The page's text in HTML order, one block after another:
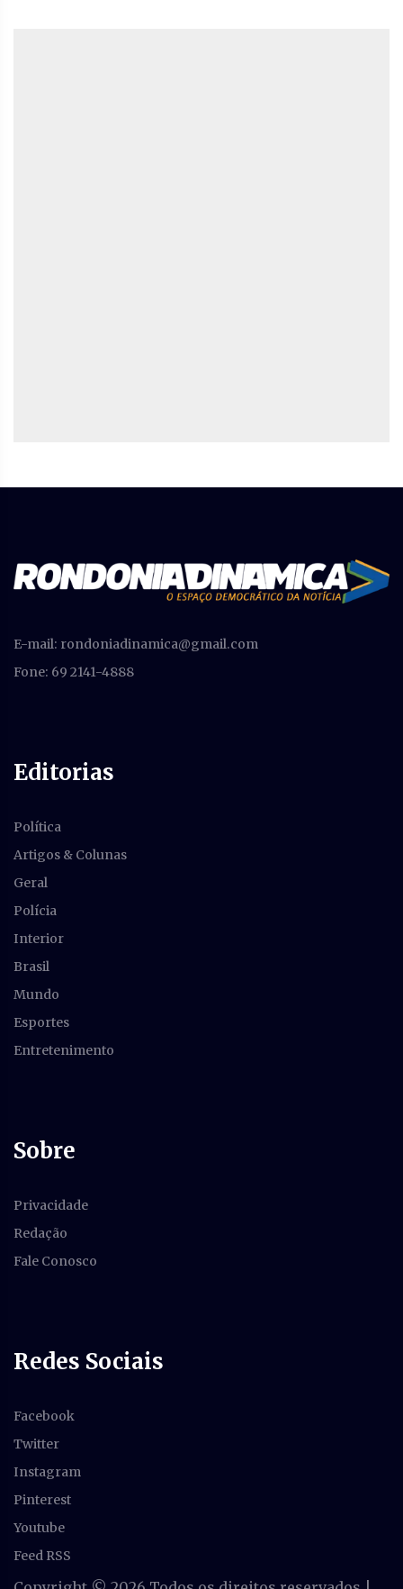
E-mail: rondoniadinamica@gmail.com
Fone: 69 2141-4888
Editorias
Política
Artigos & Colunas
Geral
Polícia
Interior
Brasil
Mundo
Esportes
Entretenimento
Sobre
Privacidade
Redação
Fale Conosco
Redes Sociais
Facebook
Twitter
Instagram
Pinterest
Youtube
Feed RSS